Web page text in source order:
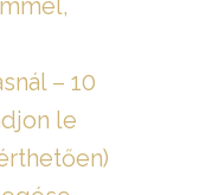
– 10
le